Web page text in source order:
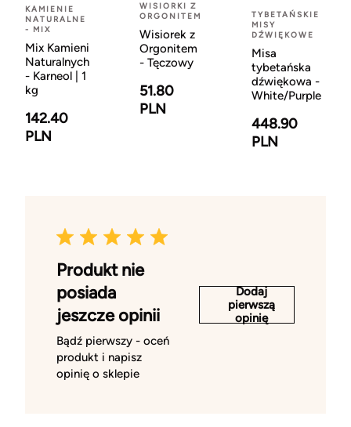
KAMIENIE
NATURALNE
- MIX
Mix Kamieni
Naturalnych
- Karneol | 1
kg
142.40
PLN
WISIORKI Z
ORGONITEM
Wisiorek z
Orgonitem
- Tęczowy
51.80
PLN
TYBETAŃSKIE
MISY
DŹWIĘKOWE
Misa
tybetańska
dźwiękowa -
White/Purple
448.90
PLN
Produkt nie
posiada
jeszcze opinii
Bądź pierwszy - oceń
produkt i napisz
opinię o sklepie
Dodaj
pierwszą
opinię